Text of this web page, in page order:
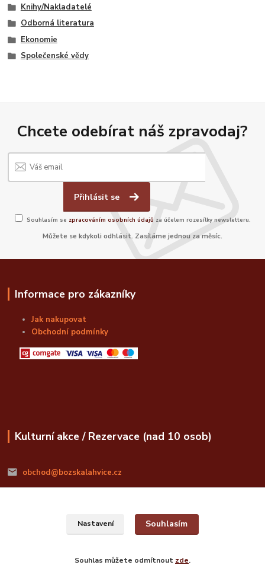
Knihy/Nakladatelé
Odborná literatura
Ekonomie
Společenské vědy
Chcete odebírat náš zpravodaj?
Přihlásit se
Souhlasím se zpracováním osobních údajů za účelem rozesílky newsletteru.
Můžete se kdykoli odhlásit. Zasíláme jednou za měsíc.
Informace pro zákazníky
Jak nakupovat
Obchodní podmínky
Kulturní akce / Rezervace (nad 10 osob)
obchod@bozskalahvice.cz
© Božská Lahvice s.r.o.
Nastavení Souhlasím
Souhlas můžete odmítnout zde.